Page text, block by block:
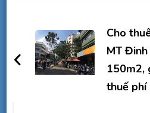
hướng
bài
viết
Cho
MT
150m2,
thuế phí